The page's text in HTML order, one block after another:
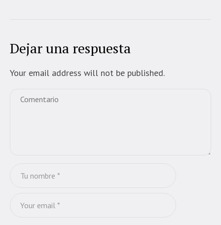
Dejar una respuesta
Your email address will not be published.